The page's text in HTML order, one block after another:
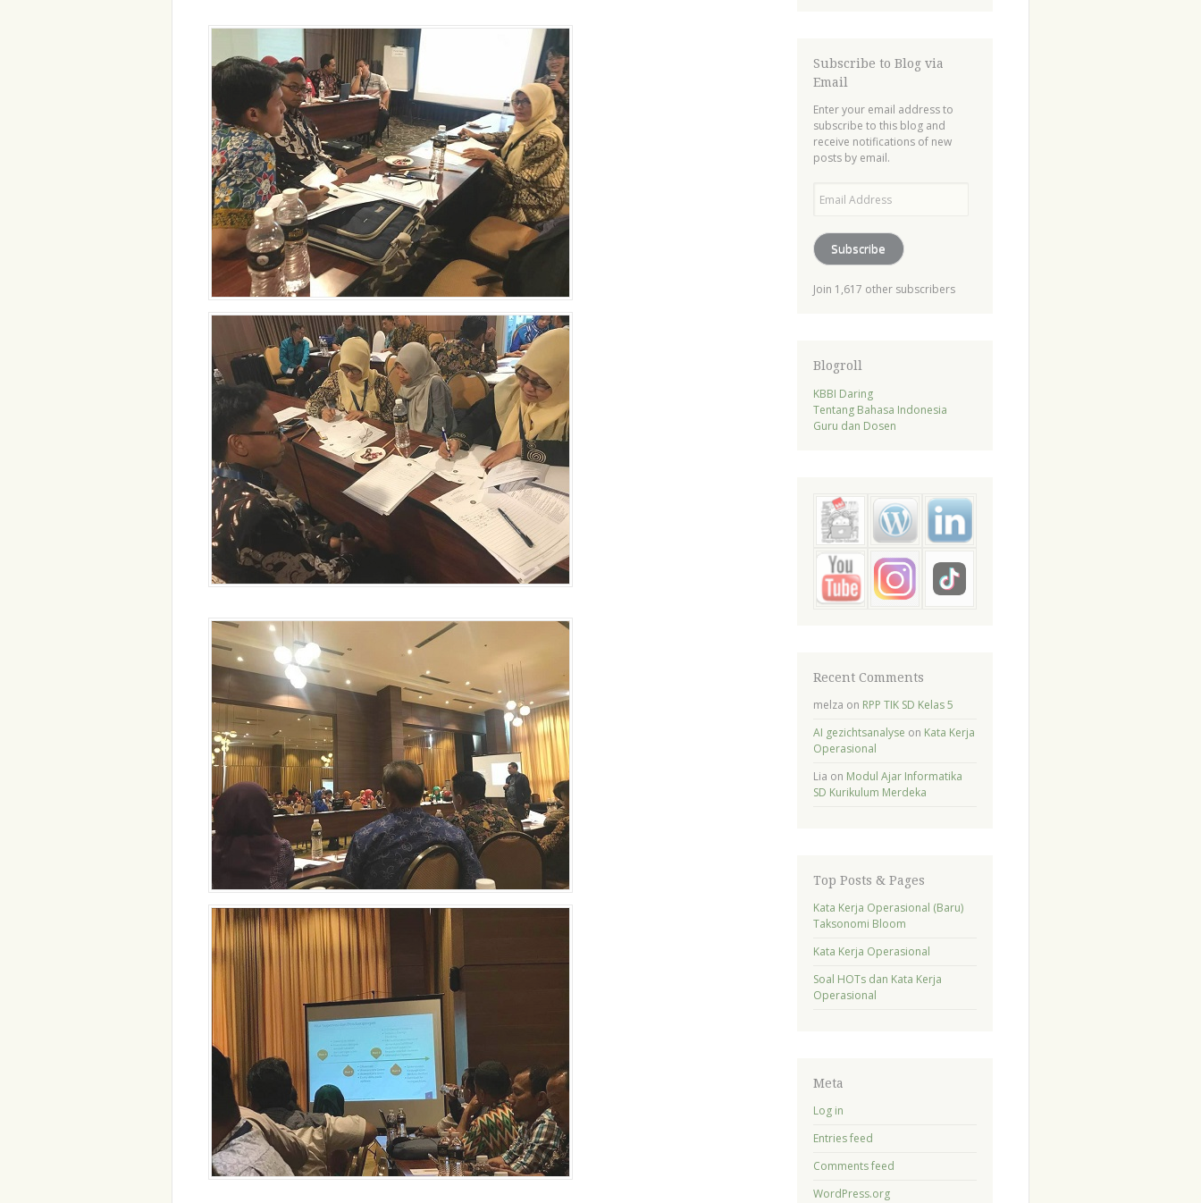
Subscribe to Blog via
Email
Enter your email address to
subscribe to this blog and
receive notifications of new
posts by email.
Address
Subscribe
Join 1,617 other subscribers
Blogroll
KBBI Daring
Tentang Bahasa Indonesia
Guru dan Dosen
Recent Comments
melza on RPP TIK SD Kelas 5
AI gezichtsanalyse on Kata Kerja
Operasional
Lia on Modul Ajar Informatika
SD Kurikulum Merdeka
Top Posts & Pages
Kata Kerja Operasional (Baru)
Taksonomi Bloom
Kata Kerja Operasional
Soal HOTs dan Kata Kerja
Operasional
Meta
Log in
Entries feed
Comments feed
WordPress.org